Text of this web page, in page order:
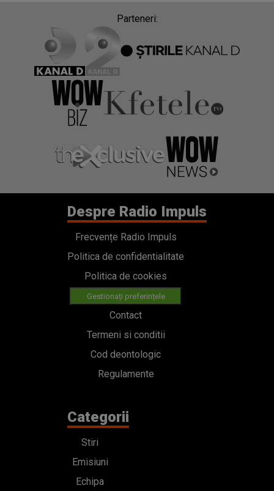
Parteneri:
Despre Radio Impuls
Frecvențe Radio Impuls
Politica de confidentialitate
Politica de cookies
Gestionați preferințele
Contact
Termeni si conditii
Cod deontologic
Regulamente
Categorii
Stiri
Emisiuni
Echipa